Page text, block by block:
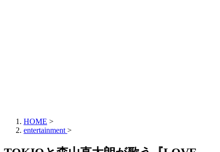
HOME >
entertainment >